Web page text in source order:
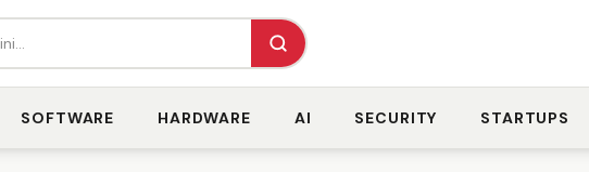
SOFTWARE HARDWARE AI SECURITY STARTUPS